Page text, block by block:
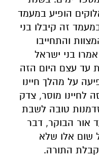
אלוקים הופיע במעמד
זה קיבלו בני
והתחייבו
בני ישראל
עד עצם היום הזה
על מהלך חיינו
לחיינו מוסר, צדק
טובה לשבת
אור הבוקר, דבר
שום אלו שלא
קבלת התורה.